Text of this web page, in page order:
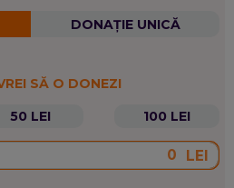
DONAȚIE UNICĂ
SĂ O DONEZI
50 LEI 100 LEI
LEI